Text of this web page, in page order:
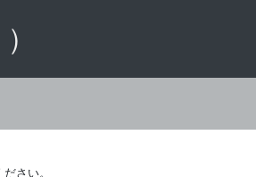
さい。